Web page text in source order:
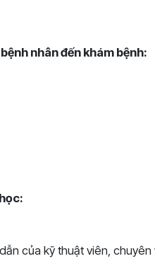
nhân đến khám bệnh:
của kỹ thuật viên, chuyên